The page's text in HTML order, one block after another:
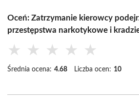
Oceń: Zatrzymanie kierowcy
przestępstwa narkotykowe i
★ ★ ★ ★ ★
Średnia ocena: 4.68 Liczba ocen: 10